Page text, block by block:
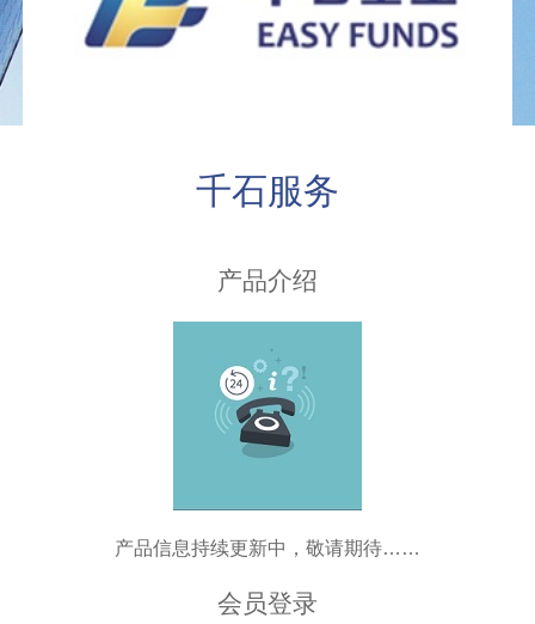
千石服务
产品介绍
产品信息持续更新中，敬请期待……
会员登录